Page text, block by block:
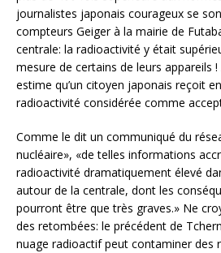
journalistes japonais courageux se
compteurs Geiger à la mairie de
centrale: la radioactivité y était
mesure de certains de leurs appareils !
estime qu’un citoyen japonais reçoit
radioactivité considérée comme
Comme le dit un communiqué du
nucléaire», «de telles informations
radioactivité dramatiquement élevé
autour de la centrale, dont les
pourront être que très graves.» Ne
des retombées: le précédent de
nuage radioactif peut contaminer des